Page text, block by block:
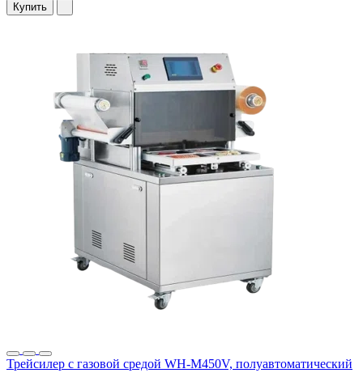
Купить
Трейсилер с газовой средой WH-M450V, полуавтоматический